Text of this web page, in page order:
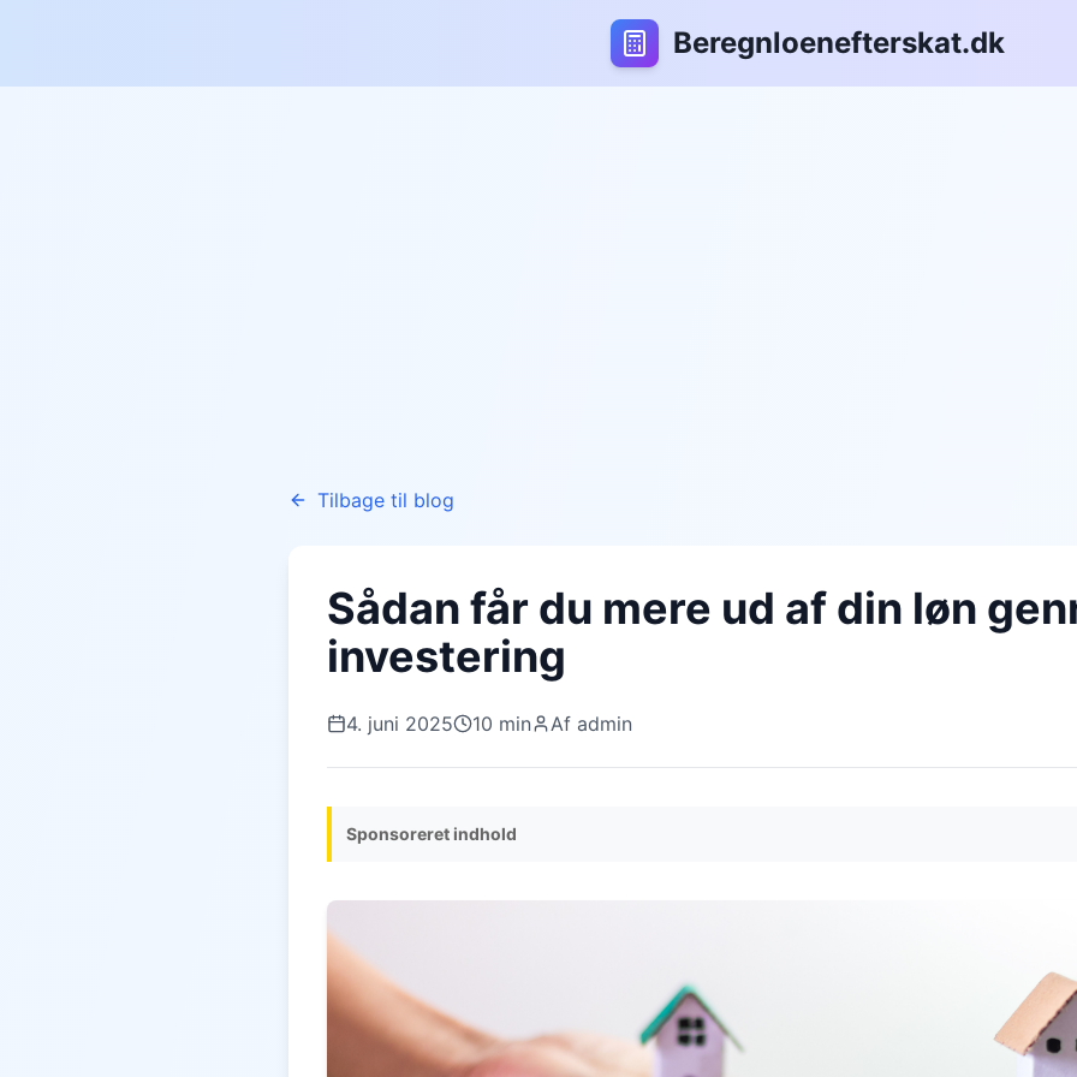
Beregnloenefterskat.dk
Tilbage til blog
Sådan får du mere ud af din løn
investering
4. juni 2025 10 min Af admin
Sponsoreret indhold